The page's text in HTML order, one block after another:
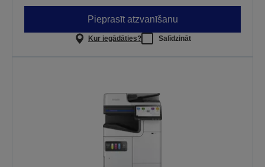
Pieprasīt atzvanīšanu
Kur iegādāties? Salīdzināt